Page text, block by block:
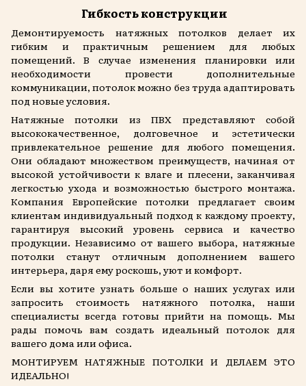
Гибкость конструкции
Демонтируемость натяжных потолков делает их
гибким и практичным решением для любых
помещений. В случае изменения планировки или
необходимости провести дополнительные
коммуникации, потолок можно без труда адаптировать
под новые условия.
Натяжные потолки из ПВХ представляют собой
высококачественное, долговечное и эстетически
привлекательное решение для любого помещения.
Они обладают множеством преимуществ, начиная от
высокой устойчивости к влаге и плесени, заканчивая
легкостью ухода и возможностью быстрого монтажа.
Компания Европейские потолки предлагает своим
клиентам индивидуальный подход к каждому проекту,
гарантируя высокий уровень сервиса и качество
продукции. Независимо от вашего выбора, натяжные
потолки станут отличным дополнением вашего
интерьера, даря ему роскошь, уют и комфорт.
Если вы хотите узнать больше о наших услугах или
запросить стоимость натяжного потолка, наши
специалисты всегда готовы прийти на помощь. Мы
рады помочь вам создать идеальный потолок для
вашего дома или офиса.
МОНТИРУЕМ НАТЯЖНЫЕ ПОТОЛКИ И ДЕЛАЕМ ЭТО
ИДЕАЛЬНО!